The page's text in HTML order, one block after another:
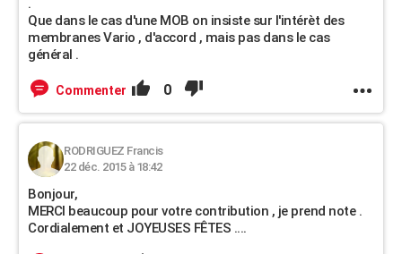
.
Que dans le cas d'une MOB on insiste sur l'intérèt des
membranes Vario , d'accord , mais pas dans le cas
général .
Commenter 0
RODRIGUEZ Francis
22 déc. 2015 à 18:42
Bonjour,
MERCI beaucoup pour votre contribution , je prend note .
Cordialement et JOYEUSES FÊTES ....